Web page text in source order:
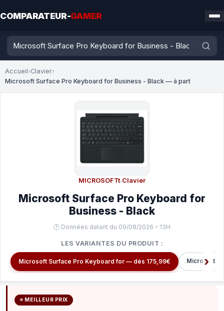
COMPARATEUR-GAMER
Accueil›Clavier›
Microsoft Surface Pro Keyboard for Business - Black — à part
MICROSOFTt·Clavier
Microsoft Surface Pro Keyboard for
Business - Black
🕐 Données datant du 09/08/2026 – 13H
LES VARIANTES DU PRODUIT :
Microsoft Surface Pro Keyboard for — dès 175,99€ Microsoft
⭐ MEILLEUR PRIX